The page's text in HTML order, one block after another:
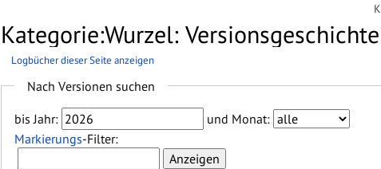
Kategorie:Wurzel: Versionsgeschichte
Logbücher dieser Seite anzeigen
Nach Versionen suchen
bis Jahr:
und Monat:
Markierungs-Filter: